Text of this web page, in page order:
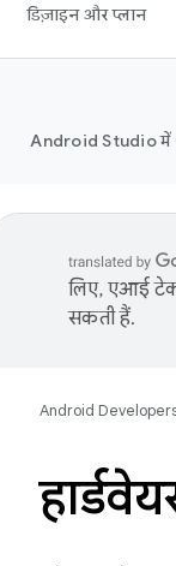
डिज़ाइन और प्लान
Android Studio में
लिए, एआई
सकती हैं.
Android